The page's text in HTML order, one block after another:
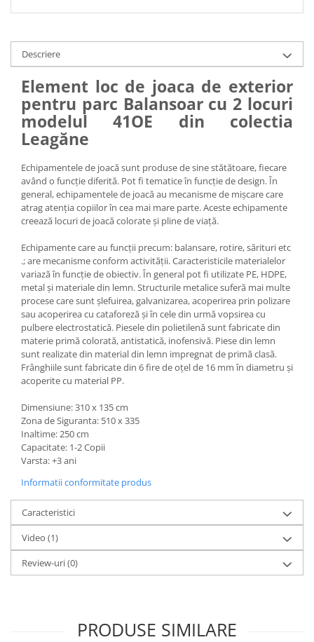
Descriere
Element loc de joaca de exterior
pentru parc Balansoar cu 2 locuri
modelul 41OE din colectia
Leagăne
Echipamentele de joacă sunt produse de sine stătătoare, fiecare
având o funcție diferită. Pot fi tematice în funcție de design. În
general, echipamentele de joacă au mecanisme de mișcare care
atrag atenția copiilor în cea mai mare parte. Aceste echipamente
creează locuri de joacă colorate și pline de viață.
Echipamente care au funcții precum: balansare, rotire, sărituri etc
.; are mecanisme conform activității. Caracteristicile materialelor
variază în funcție de obiectiv. În general pot fi utilizate PE, HDPE,
metal și materiale din lemn. Structurile metalice suferă mai multe
procese care sunt șlefuirea, galvanizarea, acoperirea prin polizare
sau acoperirea cu cataforeză și în cele din urmă vopsirea cu
pulbere electrostatică. Piesele din polietilenă sunt fabricate din
materie primă colorată, antistatică, inofensivă. Piese din lemn
sunt realizate din material din lemn impregnat de primă clasă.
Frânghiile sunt fabricate din 6 fire de oțel de 16 mm în diametru și
acoperite cu material PP.
Dimensiune: 310 x 135 cm
Zona de Siguranta: 510 x 335
Inaltime: 250 cm
Capacitate: 1-2 Copii
Varsta: +3 ani
Informatii conformitate produs
Caracteristici
Video (1)
Review-uri(0)
PRODUSE SIMILARE